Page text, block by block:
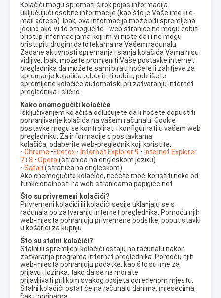
Kolačići mogu spremati širok pojas informacija
uključujući osobne informacije (kao što je Vaše ime ili e-
mail adresa). Ipak, ova informacija može biti spremljena
jedino ako Vi to omogućite - web stranice ne mogu dobiti
pristup informacijama koji im Vi niste dali i ne mogu
pristupiti drugim datotekama na Vašem računalu.
Zadane aktivnosti spremanja i slanja kolačića Vama nisu
vidljive. Ipak, možete promjeniti Vaše postavke internet
preglednika da možete sami birati hoćete li zahtjeve za
spremanje kolačića odobriti ili odbiti, pobrišete
spremljene kolačiće automatski pri zatvaranju internet
preglednika i slično.
Kako onemogućiti kolačiće
Isključivanjem kolačića odlučujete da li hoćete dopustiti
pohranjivanje kolačića na vašem računalu. Cookie
postavke mogu se kontrolirati i konfigurirati u vašem web
pregledniku. Za informacije o postavkama
kolačića, odaberite web-preglednik koji koristite.
• Chrome •Firefox • Internet Explorer 9 • Internet Explorer
7 i 8 • Opera (stranica na engleskom jeziku)
• Safari (stranica na engleskom)
Ako onemogućite kolačiće, nećete moći koristiti neke od
funkcionalnosti na web stranicama papigice.net.
Što su privremeni kolačići?
Privremeni kolačići ili kolačići sesije uklanjaju se s
računala po zatvaranju internet preglednika. Pomoću njih
web-mjesta pohranjuju privremene podatke, poput stavki
u košarici za kupnju.
Što su stalni kolačići?
Stalni ili spremljeni kolačići ostaju na računalu nakon
zatvaranja programa internet preglednika. Pomoću njih
web-mjesta pohranjuju podatke, kao što su ime za
prijavu i lozinka, tako da se ne morate
prijavljivati prilikom svakog posjeta određenom mjestu.
Stalni kolačići ostat će na računalu danima, mjesecima,
čak i godinama.